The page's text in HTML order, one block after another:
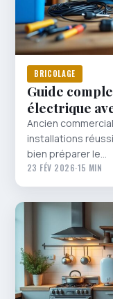
BRICOLAGE
Guide
électrique
Ancien
installations
bien préparer le…
23 FÉV 2026·15 MIN